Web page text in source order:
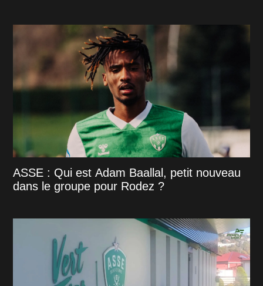
ASSE : Qui est Adam Baallal, petit nouveau
dans le groupe pour Rodez ?